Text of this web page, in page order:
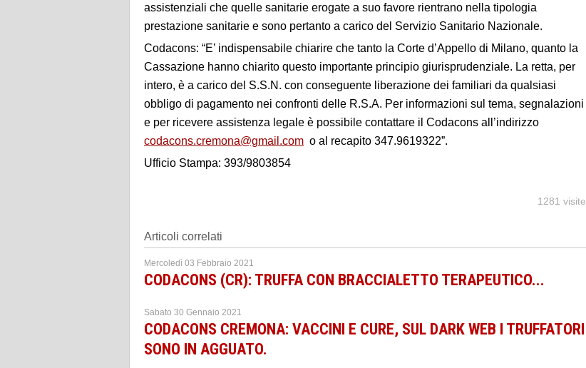
assistenziali che quelle sanitarie erogate a suo favore rientrano nella tipologia
prestazione sanitarie e sono pertanto a carico del Servizio Sanitario Nazionale.
Codacons: “E’ indispensabile chiarire che tanto la Corte d’Appello di Milano, quanto la
Cassazione hanno chiarito questo importante principio giurisprudenziale. La retta, per
intero, è a carico del S.S.N. con conseguente liberazione dei familiari da qualsiasi
obbligo di pagamento nei confronti delle R.S.A. Per informazioni sul tema, segnalazioni
e per ricevere assistenza legale è possibile contattare il Codacons all’indirizzo
codacons.cremona@gmail.com o al recapito 347.9619322”.
Ufficio Stampa: 393/9803854
1281 visite
Articoli correlati
Mercoledì 03 Febbraio 2021
CODACONS (CR): TRUFFA CON BRACCIALETTO TERAPEUTICO...
Sabato 30 Gennaio 2021
CODACONS CREMONA: VACCINI E CURE, SUL DARK WEB I TRUFFATORI
SONO IN AGGUATO.